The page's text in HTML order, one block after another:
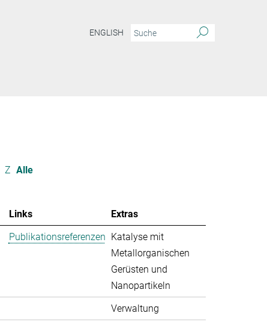
ENGLISH
Z Alle
Links
Extras
Publikationsreferenzen Katalyse mit
Metallorganischen
Gerüsten und
Nanopartikeln
Verwaltung